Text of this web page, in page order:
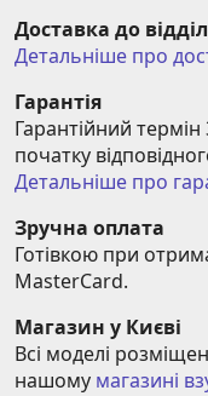
Доставка до
Детальніше про
Гарантія
Гарантійний
початку
Детальніше про
Зручна оплата
Готівкою при
MasterCard.
Магазин у Києві
Всі моделі
нашому магазині